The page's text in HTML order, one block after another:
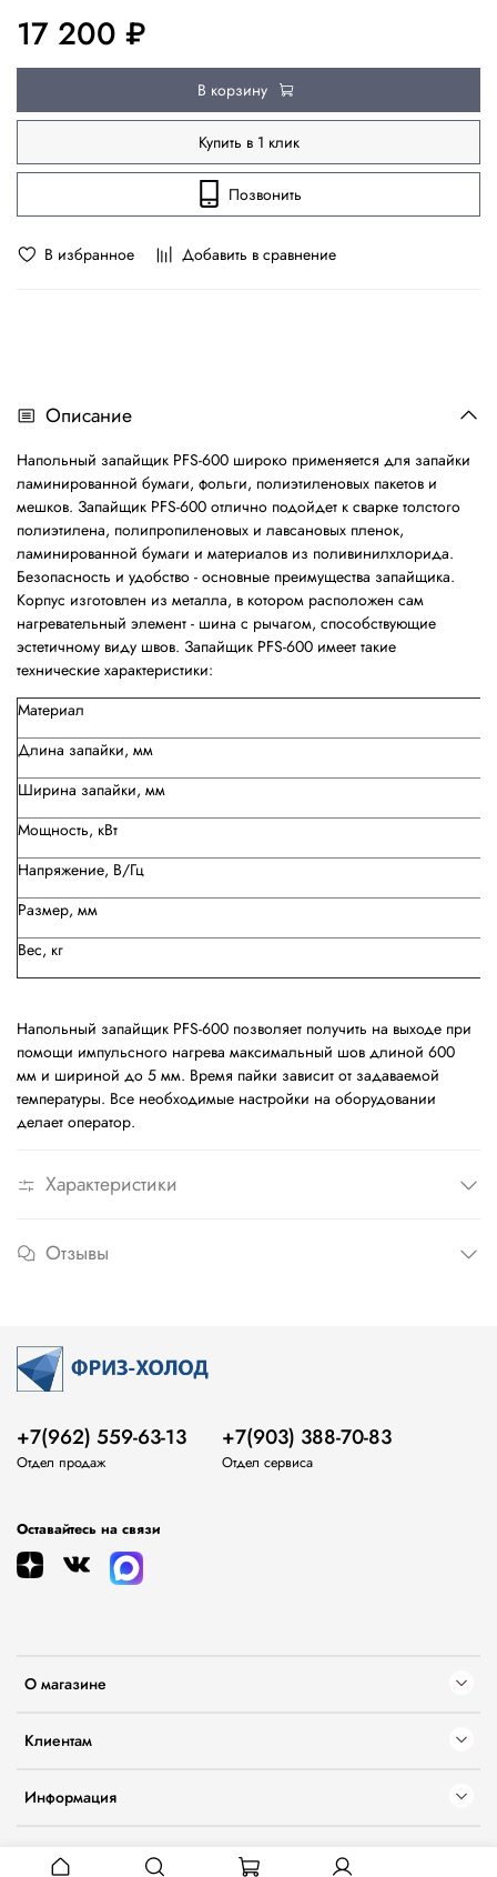
В избранное Добавить в сравнение
17 200 ₽
В корзину
Купить в 1 клик
Позвонить
Описание
Напольный запайщик PFS-600 широко применяется для запайки
ламинированной бумаги, фольги, полиэтиленовых пакетов и
мешков. Запайщик PFS-600 отлично подойдет к сварке толстого
полиэтилена, полипропиленовых и лавсановых пленок,
ламинированной бумаги и материалов из поливинилхлорида.
Безопасность и удобство - основные преимущества запайщика.
Корпус изготовлен из металла, в котором расположен сам
нагревательный элемент - шина с рычагом, способствующие
эстетичному виду швов. Запайщик PFS-600 имеет такие
технические характеристики:
Материал
Длина запайки, мм
Ширина запайки, мм
Мощность, кВт
Напряжение, В/Гц
Размер, мм
Вес, кг
Напольный запайщик PFS-600 позволяет получить на выходе при
помощи импульсного нагрева максимальный шов длиной 600
мм и шириной до 5 мм. Время пайки зависит от задаваемой
температуры. Все необходимые настройки на оборудовании
делает оператор.
Характеристики
Отзывы
О магазине
Клиентам
Информация
+7(962) 559-63-13
Отдел продаж
+7(903) 388-70-83
Отдел сервиса
Оставайтесь на связи